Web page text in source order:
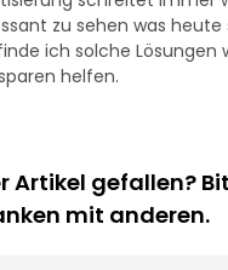
zu sehen was heute
ich solche Lösungen
helfen.
Artikel gefallen?
mit anderen.